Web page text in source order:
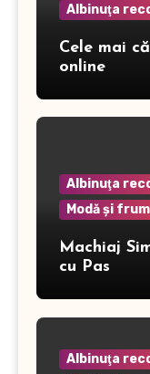
Albinuţa
Cele mai
online
Albinuţa
Modă şi
Machiaj
cu Pas
Albinuţa